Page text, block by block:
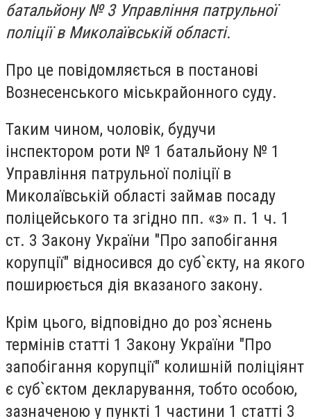
батальйону № 3 Управління патрульної
поліції в Миколаївській області.
Про це повідомляється в постанові
Вознесенського міськрайонного суду.
Таким чином, чоловік, будучи
інспектором роти № 1 батальйону № 1
Управління патрульної поліції в
Миколаївській області займав посаду
поліцейського та згідно пп. «з» п. 1 ч. 1
ст. 3 Закону України "Про запобігання
корупції" відносився до суб`єкту, на якого
поширюється дія вказаного закону.
Крім цього, відповідно до роз`яснень
термінів статті 1 Закону України "Про
запобігання корупції" колишній поліціянт
є суб`єктом декларування, тобто особою,
зазначеною у пункті 1 частини 1 статті 3